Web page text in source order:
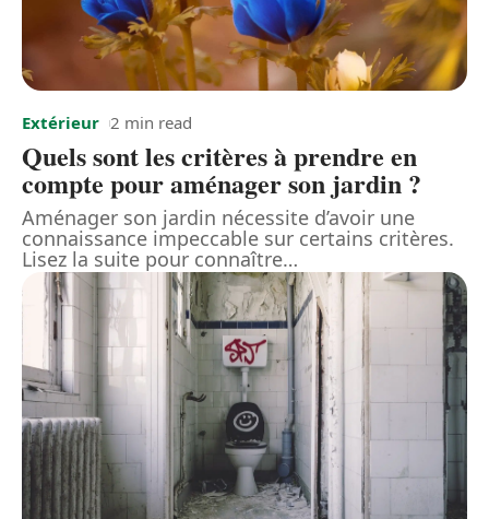
Extérieur 2 min read
Quels sont les critères à prendre en
compte pour aménager son jardin ?
Aménager son jardin nécessite d’avoir une
connaissance impeccable sur certains critères.
Lisez la suite pour connaître…